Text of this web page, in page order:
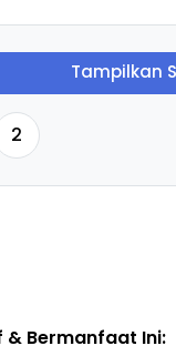
Tampilkan
2
& Bermanfaat Ini: